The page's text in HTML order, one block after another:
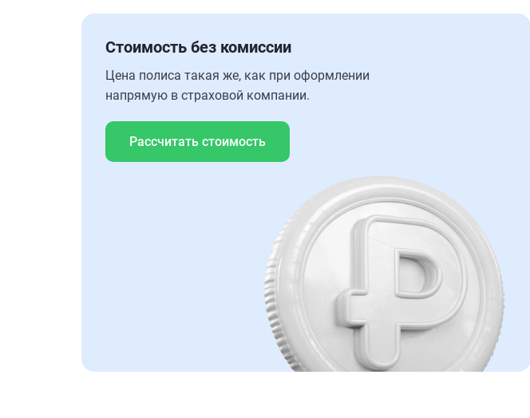
Стоимость без комиссии
Цена полиса такая же, как при оформлении
напрямую в страховой компании.
Рассчитать стоимость